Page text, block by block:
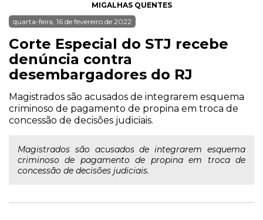
MIGALHAS QUENTES
quarta-feira, 16 de fevereiro de 2022
Corte Especial do STJ recebe
denúncia contra
desembargadores do RJ
Magistrados são acusados de integrarem esquema
criminoso de pagamento de propina em troca de
concessão de decisões judiciais.
Magistrados são acusados de integrarem esquema
criminoso de pagamento de propina em troca de
concessão de decisões judiciais.